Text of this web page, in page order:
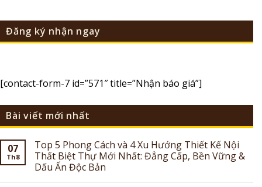
Đăng ký nhận ngay
[contact-form-7 id=”571″ title=”Nhận báo giá”]
Bài viết mới nhất
07
Th8
Top 5 Phong Cách và 4 Xu Hướng Thiết Kế Nội
Thất Biệt Thự Mới Nhất: Đẳng Cấp, Bền Vững &
Dấu Ấn Độc Bản